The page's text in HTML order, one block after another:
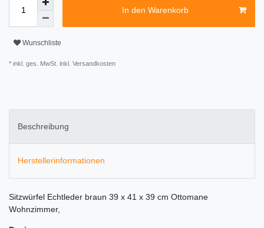
In den Warenkorb
Wunschliste
* inkl. ges. MwSt. inkl. Versandkosten
Beschreibung
Herstellerinformationen
Sitzwürfel Echtleder braun 39 x 41 x 39 cm Ottomane
Wohnzimmer,